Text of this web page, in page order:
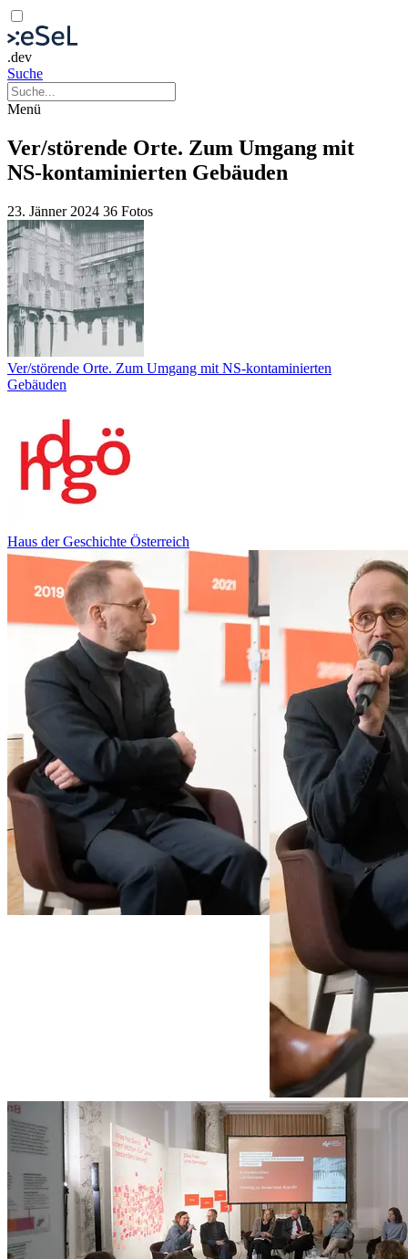
.dev
Suche
Menü
Ver/störende Orte. Zum Umgang mit
NS-kontaminierten Gebäuden
23. Jänner 2024 36 Fotos
Ver/störende Orte. Zum Umgang mit NS-kontaminierten
Gebäuden
Haus der Geschichte Österreich